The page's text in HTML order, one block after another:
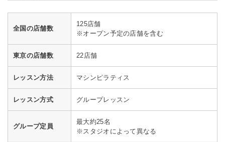
全国の店舗数
125店舗
※オープン予定の店舗を含む
東京の店舗数 22店舗
レッスン方法 マシンピラティス
レッスン方式 グループレッスン
グループ定員
最大約25名
※スタジオによって異なる